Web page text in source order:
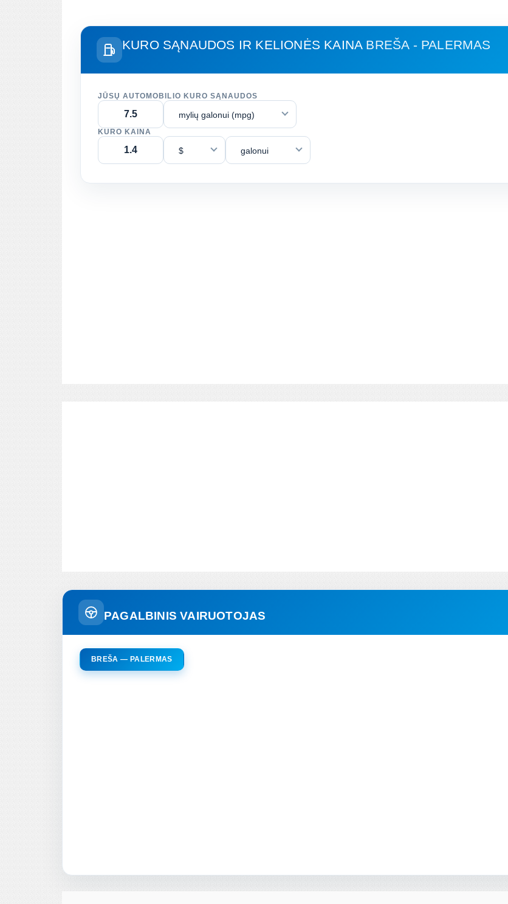
KURO SĄNAUDOS IR KELIONĖS KAINA BREŠA - PALERMAS
JŪSŲ AUTOMOBILIO KURO SĄNAUDOS
mylių galonui (mpg)
KURO KAINA
$ galonui
PAGALBINIS VAIRUOTOJAS
BREŠA — PALERMAS